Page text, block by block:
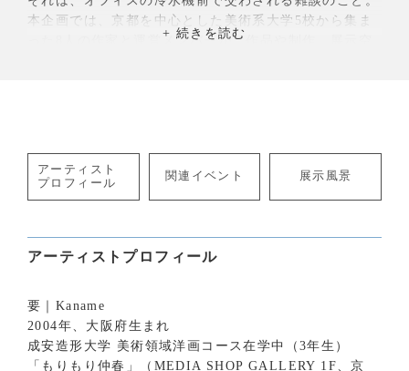
本企画では、京都を中心とした美術系大学5校から集ま
った8人の作家と運営メンバーが、作品や制作、展示空
「×SHAKE ART」（かけるシェイクアート）とは
作家と人・場を繋ぐことを目標に、展示やイベントの企
画運営を行う学生団体です。若手作家の活動を全力で後
アーティスト
プロフィール
関連イベント 展示風景
アーティストプロフィール
要｜Kaname
2004年、大阪府生まれ
成安造形大学 美術領域洋画コース在学中（3年生）
「もりもり仲春」（MEDIA SHOP GALLERY 1F、京